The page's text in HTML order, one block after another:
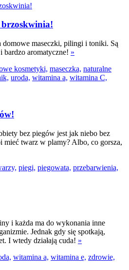
domowe maseczki, pilingi i toniki. Są
bardzo aromatyczne! »
kosmetyki, maseczka, naturalne
uroda, witamina a, witamina C,
bez piegów jest jak niebo bez
mieć twarz w plamy? Albo, co gorsza,
piegi, piegowata, przebarwienia,
i każda ma do wykonania inne
Jednak gdy się spotkają,
I wtedy działają cuda! »
witamina a, witamina e, zdrowie,